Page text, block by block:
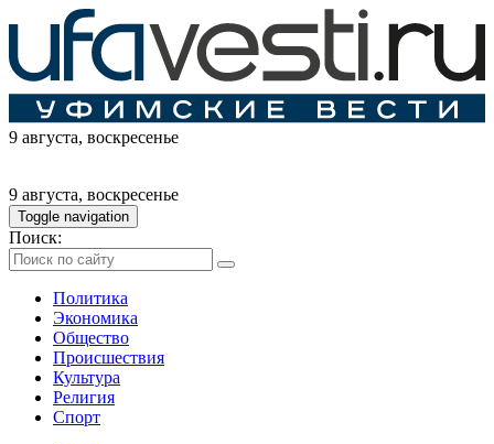
9 августа, воскресенье
9 августа, воскресенье
Toggle navigation
Поиск:
Политика
Экономика
Общество
Происшествия
Культура
Религия
Спорт